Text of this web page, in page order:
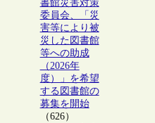
書館災害対策
委員会、「災
害等により被
災した図書館
等への助成
（2026年
度）」を希望
する図書館の
募集を開始
（626）